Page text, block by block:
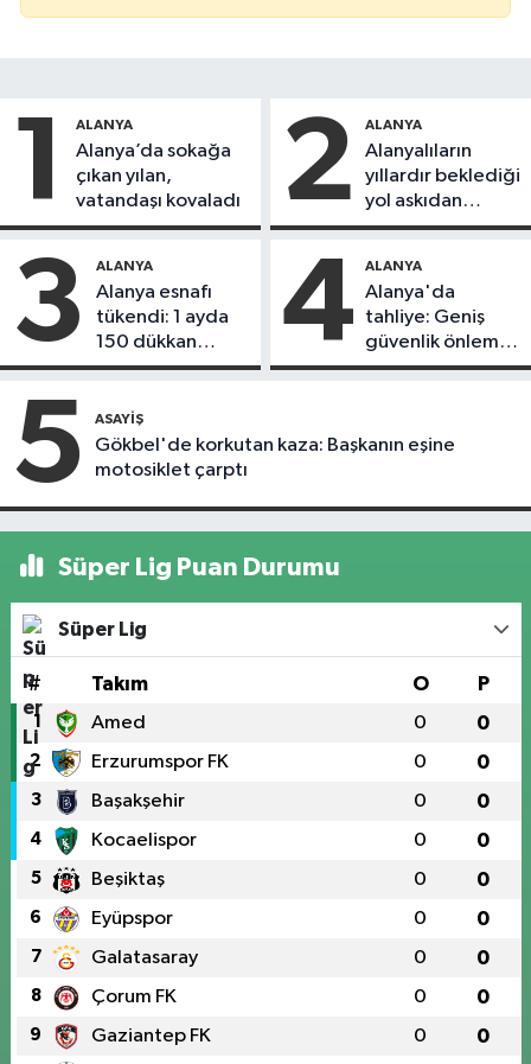
1 ALANYA
Alanya’da sokağa
çıkan yılan,
vatandaşı kovaladı
2 ALANYA
Alanyalıların
yıllardır beklediği
yol askıdan
döndü
3 ALANYA
Alanya esnafı
tükendi: 1 ayda
150 dükkan
kapandı
4 ALANYA
Alanya'da
tahliye: Geniş
güvenlik önlemi
alındı
5 ASAYIŞ
Gökbel'de korkutan kaza: Başkanın eşine
motosiklet çarptı
Süper Lig Puan Durumu
Süper Lig
# Takım O P
1 Amed 0 0
2 Erzurumspor FK 0 0
3 Başakşehir 0 0
4 Kocaelispor 0 0
5 Beşiktaş 0 0
6 Eyüpspor 0 0
7 Galatasaray 0 0
8 Çorum FK 0 0
9 Gaziantep FK 0 0